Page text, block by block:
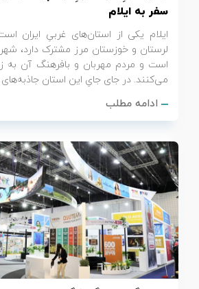
سفر به ایلام
ایلام یکی از استان‌های غربیِ ایران
لرستان و خوزستان مرز مشترک دارد، شهر
است و مردم مهربان و بافرهنگ آن به
می‌کنند. در جای جایِ این استان
ادامه مطلب